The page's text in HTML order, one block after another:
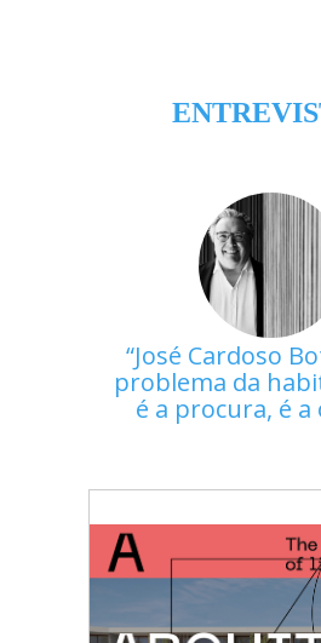
José Cardoso
problema da
é a procura, é